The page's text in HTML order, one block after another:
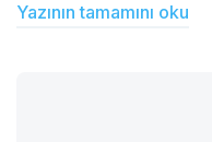
Yazının tamamını oku